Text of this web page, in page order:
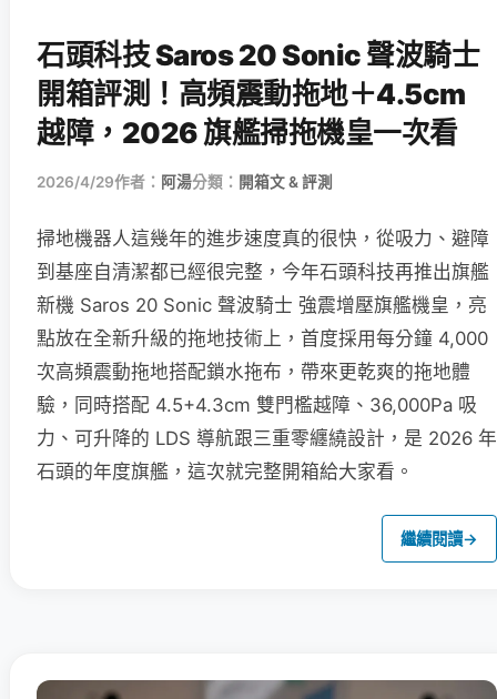
石頭科技 Saros 20 Sonic 聲波騎士
開箱評測！高頻震動拖地＋4.5cm
越障，2026 旗艦掃拖機皇一次看
2026/4/29作者： 阿湯分類： 開箱文 & 評測
掃地機器人這幾年的進步速度真的很快，從吸力、避障
到基座自清潔都已經很完整，今年石頭科技再推出旗艦
新機 Saros 20 Sonic 聲波騎士 強震增壓旗艦機皇，亮
點放在全新升級的拖地技術上，首度採用每分鐘 4,000
次高頻震動拖地搭配鎖水拖布，帶來更乾爽的拖地體
驗，同時搭配 4.5+4.3cm 雙門檻越障、36,000Pa 吸
力、可升降的 LDS 導航跟三重零纏繞設計，是 2026 年
石頭的年度旗艦，這次就完整開箱給大家看。
繼續閱讀→